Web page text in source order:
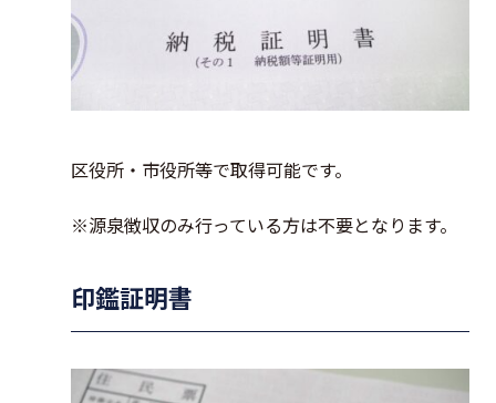
区役所・市役所等で取得可能です。
※源泉徴収のみ行っている方は不要となります。
印鑑証明書